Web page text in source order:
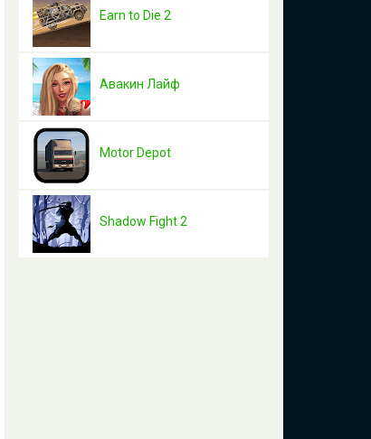
Earn to Die 2
Авакин Лайф
Motor Depot
Shadow Fight 2